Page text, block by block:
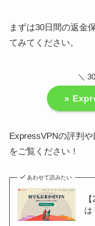
まずは30日間の返金
てみてください。
＼
»
ExpressVPNの評判
をご覧ください！
あわせて読みたい
は